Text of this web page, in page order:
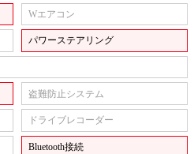
Wエアコン
パワーステアリング
盗難防止システム
ドライブレコーダー
Bluetooth接続